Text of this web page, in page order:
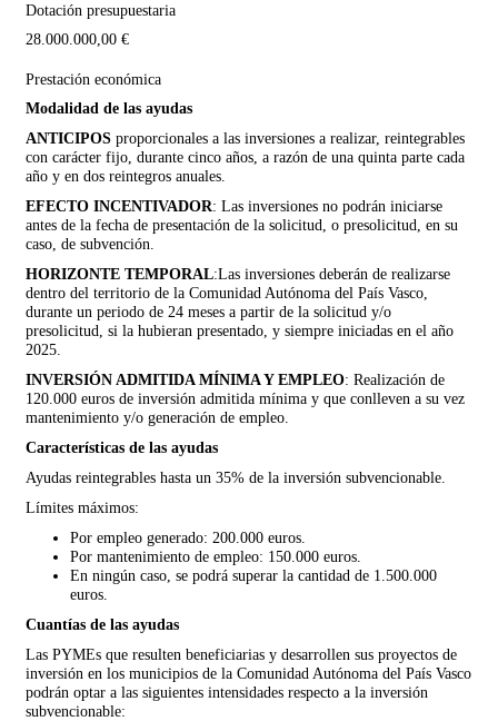
Dotación presupuestaria
28.000.000,00 €
Prestación económica
Modalidad de las ayudas
ANTICIPOS proporcionales a las inversiones a realizar, reintegrables
con carácter fijo, durante cinco años, a razón de una quinta parte cada
año y en dos reintegros anuales.
EFECTO INCENTIVADOR: Las inversiones no podrán iniciarse
antes de la fecha de presentación de la solicitud, o presolicitud, en su
caso, de subvención
HORIZONTE TEMPORAL:Las inversiones deberán de realizarse
dentro del territorio de la Comunidad Autónoma del País Vasco,
durante un periodo de 24 meses a partir de la solicitud y/o
presolicitud, si la hubieran presentado, y siempre iniciadas en el año
2025.
INVERSIÓN ADMITIDA MÍNIMA Y EMPLEO: Realización de
120.000 euros de inversión admitida mínima y que conlleven a su vez
mantenimiento y/o generación de empleo.
Características de las ayudas
Ayudas reintegrables hasta un 35% de la inversión subvencionable.
Límites máximos:
Por empleo generado: 200.000 euros.
Por mantenimiento de empleo: 150.000 euros.
En ningún caso, se podrá superar la cantidad de 1.500.000
euros.
Cuantías de las ayudas
Las PYMEs que resulten beneficiarias y desarrollen sus proyectos de
inversión en los municipios de la Comunidad Autónoma del País Vasco
podrán optar a las siguientes intensidades respecto a la inversión
subvencionable: